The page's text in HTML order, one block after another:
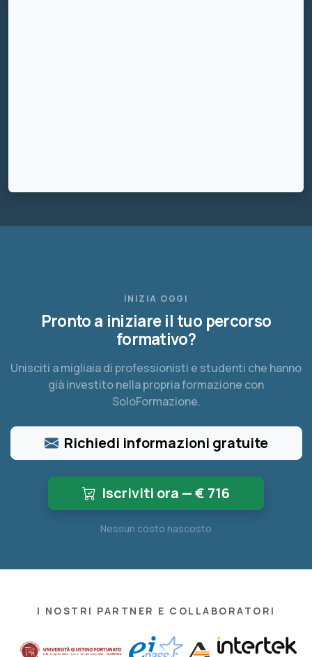
INIZIA OGGI
Pronto a iniziare il tuo percorso
formativo?
Unisciti a migliaia di professionisti e studenti che hanno
già investito nella propria formazione con
SoloFormazione.
Richiedi informazioni gratuite
Iscriviti ora — € 716
Nessun costo nascosto
I NOSTRI PARTNER E COLLABORATORI